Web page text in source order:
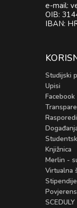
e-mail:
OIB:
IBAN:
Studijski
Upisi
Knjižnica
Merlin -
Virtualna
Stipendije
SCEDULY